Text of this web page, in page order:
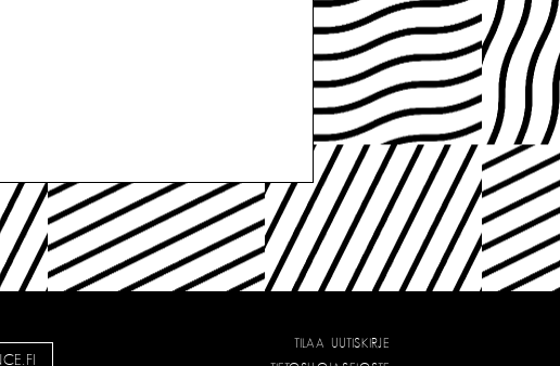
TILAA UUTISKIRJE